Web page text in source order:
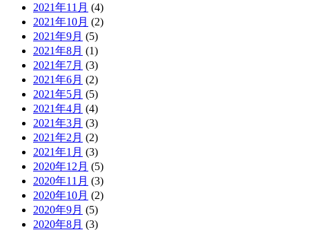
2021年11月 (4)
2021年10月 (2)
2021年9月 (5)
2021年8月 (1)
2021年7月 (3)
2021年6月 (2)
2021年5月 (5)
2021年4月 (4)
2021年3月 (3)
2021年2月 (2)
2021年1月 (3)
2020年12月 (5)
2020年11月 (3)
2020年10月 (2)
2020年9月 (5)
2020年8月 (3)